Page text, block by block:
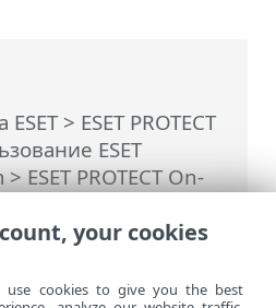
> ESET PROTECT
ESET
>ESET PROTECT On-
your cookies
use cookies to give you the best